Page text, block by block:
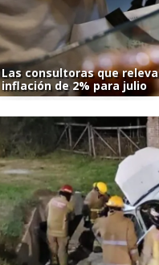
Las consultoras que
inflación de 2% para julio